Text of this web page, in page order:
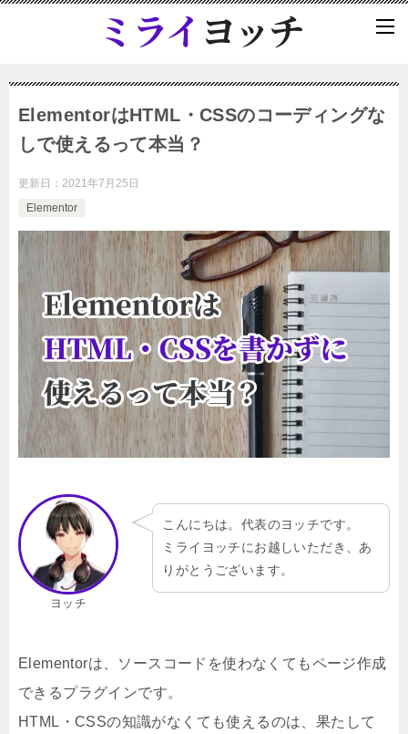
ElementorはHTML・CSSのコーディングな
しで使えるって本当？
更新日： 2021年7月25日
Elementor
ヨッチ
こんにちは。代表のヨッチです。
ミライヨッチにお越しいただき、あ
りがとうございます。
Elementorは、ソースコードを使わなくてもページ作成
できるプラグインです。
HTML・CSSの知識がなくても使えるのは、果たして